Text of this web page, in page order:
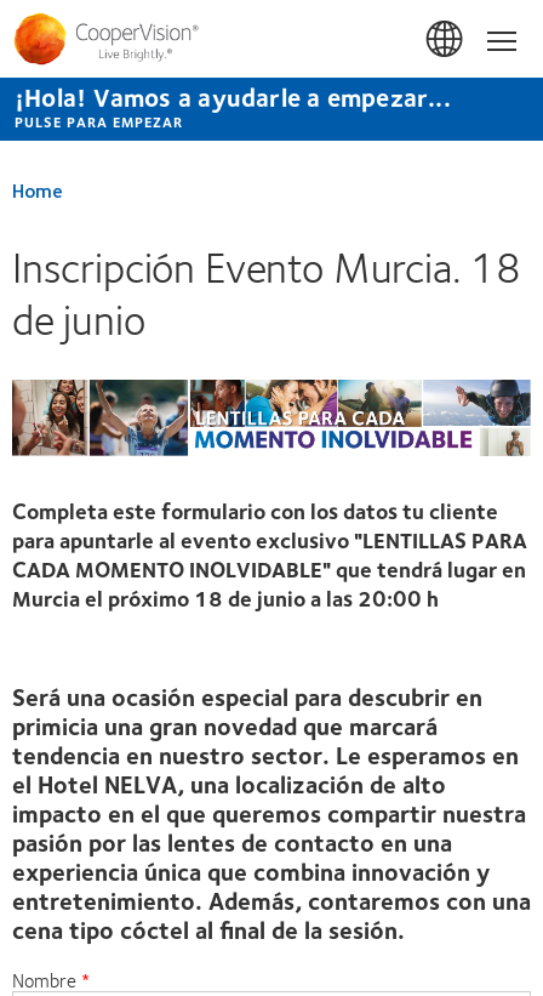
Pasar
contenido
principal
¡Hola! Vamos a ayudarle a empezar...
PULSE PARA EMPEZAR
Home
Inscripción Evento Murcia. 18
de junio
Completa este formulario con los datos tu cliente
para apuntarle al evento exclusivo"LENTILLAS PARA
CADA MOMENTO INOLVIDABLE"que tendrá lugar en
Murciael próximo 18 de junio a las 20:00 h
Será una ocasión especial para descubrir en
primicia una gran novedad que marcará
tendencia en nuestro sector. Le esperamos en
el Hotel NELVA, una localización de alto
impacto en el que queremos compartir nuestra
pasión por las lentes de contacto en una
experiencia única que combina innovación y
entretenimiento. Además, contaremos con una
cena tipo cóctel al final de la sesión.
Nombre